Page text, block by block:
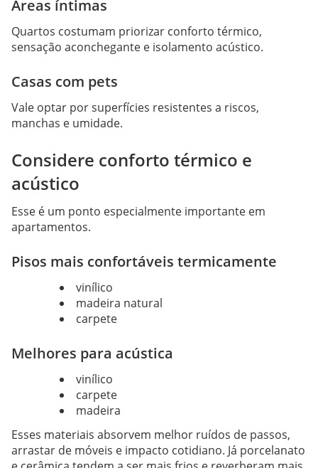
Áreas íntimas
Quartos costumam priorizar conforto térmico,
sensação aconchegante e isolamento acústico.
Casas com pets
Vale optar por superfícies resistentes a riscos,
manchas e umidade.
Considere conforto térmico e
acústico
Esse é um ponto especialmente importante em
apartamentos.
Pisos mais confortáveis termicamente
vinílico
madeira natural
carpete
Melhores para acústica
vinílico
carpete
madeira
Esses materiais absorvem melhor ruídos de passos,
arrastar de móveis e impacto cotidiano. Já porcelanato